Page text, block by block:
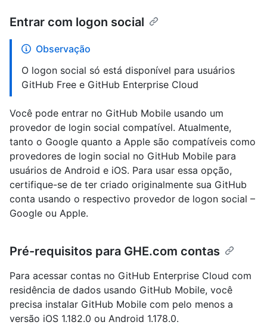
Entrar com logon social
Observação
O logon social só está disponível para usuários
GitHub Free e GitHub Enterprise Cloud
Você pode entrar no GitHub Mobile usando um
provedor de login social compatível. Atualmente,
tanto o Google quanto a Apple são compatíveis como
provedores de login social no GitHub Mobile para
usuários de Android e iOS. Para usar essa opção,
certifique-se de ter criado originalmente sua GitHub
conta usando o respectivo provedor de logon social –
Google ou Apple.
Pré-requisitos para GHE.com contas
Para acessar contas no GitHub Enterprise Cloud com
residência de dados usando GitHub Mobile, você
precisa instalar GitHub Mobile com pelo menos a
versão iOS 1.182.0 ou Android 1.178.0.